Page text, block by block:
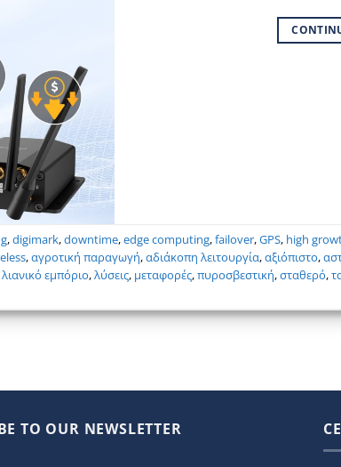
,digimark,downtime,edge computing,failover,GPS, high
,αγροτική παραγωγή,αδιάκοπη λειτουργία,αξιόπιστο,
λιανικό εμπόριο,λύσεις, μεταφορές,πυροσβεστική,σταθερό,
TO OUR NEWSLETTER